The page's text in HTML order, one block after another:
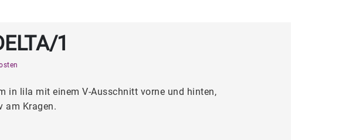
1
in lila mit einem V-Ausschnitt vorne und hinten,
am Kragen.